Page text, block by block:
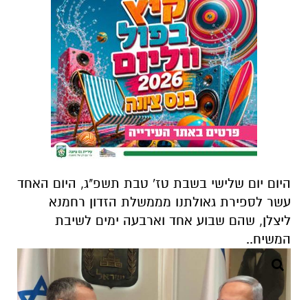
היום יום שלישי בשבת טז' טבת תשפ"ג, היום האחד
עשר לספירת גאולתנו מממשלת הזדון רחמנא
ליצלן, שהם שבוע אחד וארבעה ימים לשיבת
המשיח..